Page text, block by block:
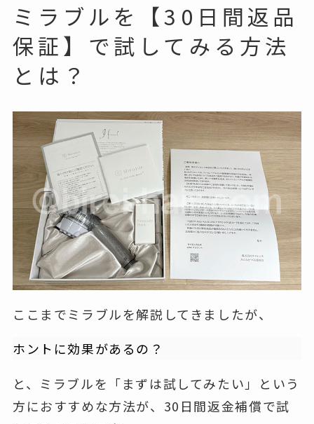
ミラブルを【30日間返品
保証】で試してみる方法
とは？
ここまでミラブルを解説してきましたが、
ホントに効果があるの？
と、ミラブルを「まずは試してみたい」という
方におすすめな方法が、30日間返金補償で試